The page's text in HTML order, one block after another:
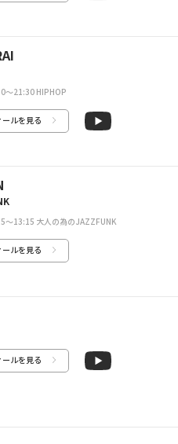
〜21:30 HIPHOP
ールを見る
～13:15 大人の為のJAZZFUNK
ールを見る
ールを見る